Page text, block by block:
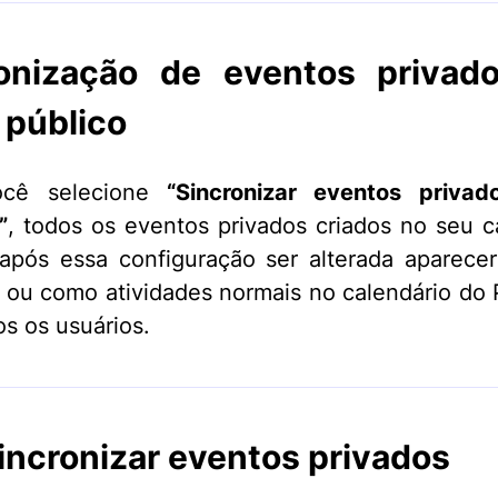
de eventos
público
selecione “Sincronizar eventos
, todos os eventos privados criados no seu
essa configuração ser alterada
ou como atividades normais no calendário do
os usuários.
eventos privados